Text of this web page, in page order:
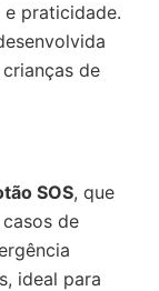
praticidade.
de
SOS, que
de
ideal para